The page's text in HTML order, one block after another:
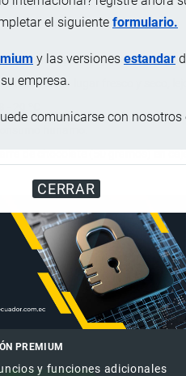
el siguiente formulario.
y las versiones estandar
empresa.
comunicarse con nosotros
CERRAR
cacao orgánico (theobroma
en un lugar fresco y seco,
PREMIUM
y funciones adicionales